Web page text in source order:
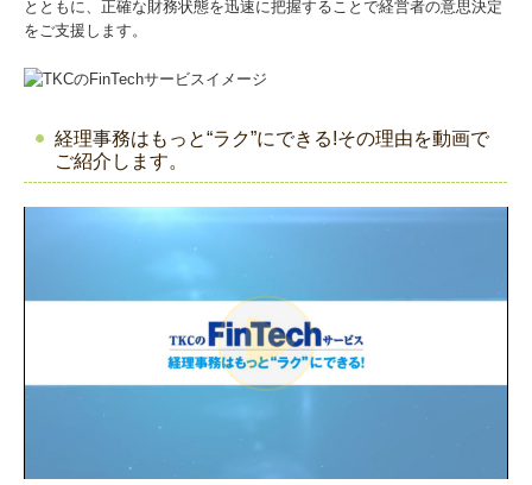
とともに、正確な財務状態を迅速に把握することで経営者の意思決定
をご支援します。
経理事務はもっと“ラク”にできる!その理由を動画で
ご紹介します。